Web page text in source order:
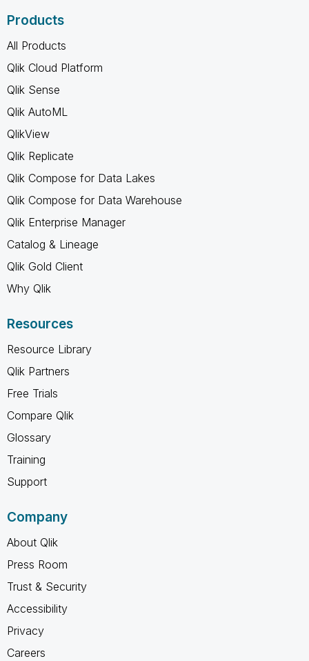
Products
All Products
Qlik Cloud Platform
Qlik Sense
Qlik AutoML
QlikView
Qlik Replicate
Qlik Compose for Data Lakes
Qlik Compose for Data Warehouse
Qlik Enterprise Manager
Catalog & Lineage
Qlik Gold Client
Why Qlik
Resources
Resource Library
Qlik Partners
Free Trials
Compare Qlik
Glossary
Training
Support
Company
About Qlik
Press Room
Trust & Security
Accessibility
Privacy
Careers